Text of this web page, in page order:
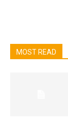
MOST READ